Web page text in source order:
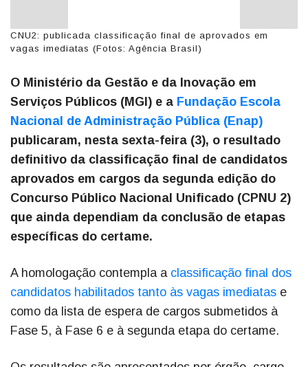
CNU2: publicada classificação final de aprovados em
vagas imediatas (Fotos: Agência Brasil)
O Ministério da Gestão e da Inovação em
Serviços Públicos (MGI) e a Fundação Escola
Nacional de Administração Pública (Enap)
publicaram, nesta sexta-feira (3), o resultado
definitivo da classificação final de candidatos
aprovados em cargos da segunda edição do
Concurso Público Nacional Unificado (CPNU 2)
que ainda dependiam da conclusão de etapas
específicas do certame.
A homologação contempla a classificação final dos
candidatos habilitados tanto às vagas imediatas e
como da lista de espera de cargos submetidos à
Fase 5, à Fase 6 e à segunda etapa do certame.